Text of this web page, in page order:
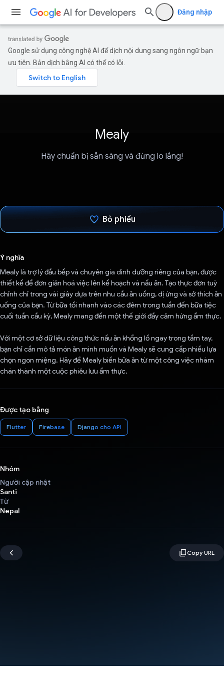
Đăng nhập
Google sử dụng công nghệ AI để dịch nội dung sang ngôn ngữ bạn
ưu tiên. Bản dịch bằng AI có thể có lỗi.
Mealy
Hãy chuẩn bị sẵn sàng và đừng lo lắng!
Bỏ phiếu
Ý nghĩa
Mealy là trợ lý đầu bếp và chuyên gia dinh dưỡng riêng của bạn, được
thiết kế để đơn giản hoá việc lên kế hoạch và nấu ăn. Tạo thực đơn tuỳ
chỉnh chỉ trong vài giây dựa trên nhu cầu ăn uống, dị ứng và sở thích ăn
uống của bạn. Từ bữa tối nhanh vào các đêm trong tuần đến bữa tiệc
cuối tuần cầu kỳ, Mealy mang đến một thế giới đầy cảm hứng ẩm thực.
Với một cơ sở dữ liệu công thức nấu ăn khổng lồ ngay trong tầm tay,
bạn chỉ cần mô tả món ăn mình muốn và Mealy sẽ cung cấp nhiều lựa
chọn ngon miệng. Hãy để Mealy biến bữa ăn từ một công việc nhàm
chán thành một cuộc phiêu lưu ẩm thực.
Được tạo bằng
Flutter Firebase Django cho API
Nhóm
Người cập nhật
Santi
Từ
Nepal